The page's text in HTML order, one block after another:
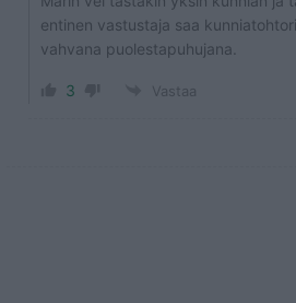
entinen vastustaja saa
vahvana puolestapuhujana.
3 Vastaa